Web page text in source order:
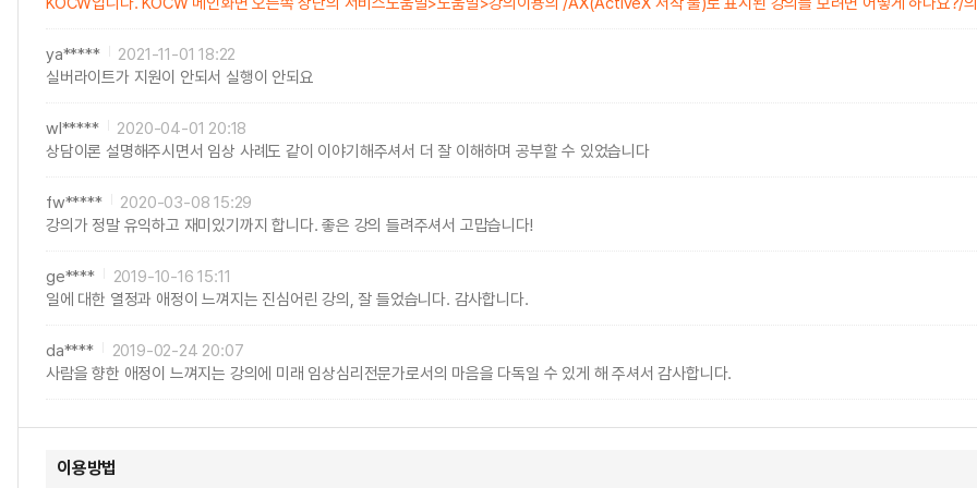
ya*****
2021-11-01 18:22
실버라이트가 지원이 안되서 실행이 안되요
wl*****
2020-04-01 20:18
상담이론 설명해주시면서 임상 사례도 같이 이야기해주셔서 더 잘 이해하며 공부할 수 있었습니다
fw*****
2020-03-08 15:29
강의가 정말 유익하고 재미있기까지 합니다. 좋은 강의 들려주셔서 고맙습니다!
ge****
2019-10-16 15:11
일에 대한 열정과 애정이 느껴지는 진심어린 강의, 잘 들었습니다. 감사합니다.
da****
2019-02-24 20:07
사람을 향한 애정이 느껴지는 강의에 미래 임상심리전문가로서의 마음을 다독일 수 있게 해 주셔서 감사합니다.
이용방법